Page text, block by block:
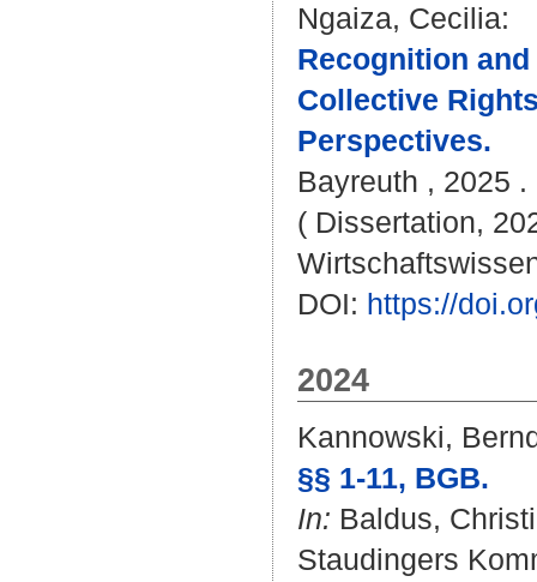
Ngaiza, Cecilia:
Recognition
Collective
Perspectives.
Bayreuth , 2025
( Dissertation,
DOI: https://
2024
Kannowski,
§§ 1-11, BGB.
In: Baldus,
Staudingers